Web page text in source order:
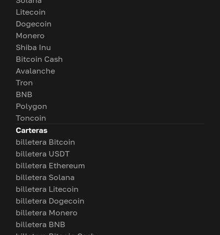
Litecoin
Dogecoin
Monero
Shiba Inu
Bitcoin Cash
Avalanche
Tron
BNB
Polygon
Toncoin
Carteras
billetera Bitcoin
billetera USDT
billetera Ethereum
billetera Solana
billetera Litecoin
billetera Dogecoin
billetera Monero
billetera BNB